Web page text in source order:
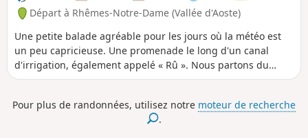
Départ à Rhêmes-Notre-Dame (Vallée d'Aoste)
Une petite balade agréable pour les jours où la météo est
un peu capricieuse. Une promenade le long d'un canal
d'irrigation, également appelé « Rû ». Nous partons du
paisible village de Bruil et faisons une boucle en passant
une montée assez raide, mais ensuite, le parcours est
Pour plus de randonnées, utilisez notre moteur de recherche
.